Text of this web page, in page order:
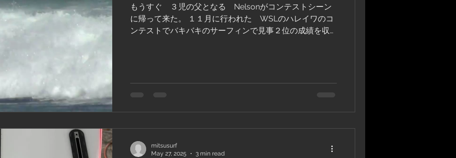
もうすぐ ３児の父となる Nelsonがコンテストシーン
に帰って来た。 １１月に行われた WSLのハレイワのコ
ンテストでバキバキのサーフィンで見事２位の成績を収
mitsusurf
May 27, 2025
3 min read